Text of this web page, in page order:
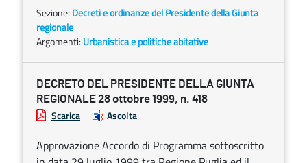
Sezione: Decreti e ordinanze del Presidente della Giunta
regionale
Argomenti: Urbanistica e politiche abitative
DECRETO DEL PRESIDENTE DELLA GIUNTA
REGIONALE 28 ottobre 1999, n. 418
Scarica Ascolta
Approvazione Accordo di Programma sottoscritto